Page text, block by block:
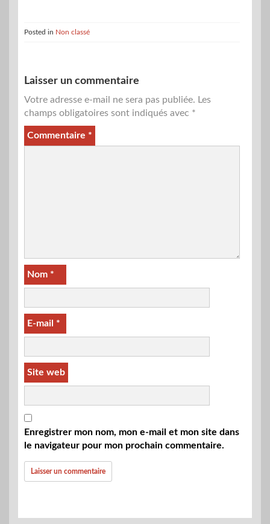
Posted in Non classé
Laisser un commentaire
Votre adresse e-mail ne sera pas publiée. Les
champs obligatoires sont indiqués avec *
Commentaire *
Nom *
E-mail *
Site web
Enregistrer mon nom, mon e-mail et mon site dans
le navigateur pour mon prochain commentaire.